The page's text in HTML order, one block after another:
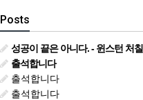
Posts
성공이 끝은 아니다. - 윈스턴 처칠
출석합니다
출석합니다
출석합니다